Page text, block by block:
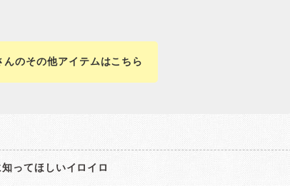
んのその他アイテムはこちら
知ってほしいイロイロ